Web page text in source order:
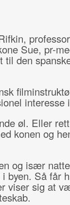
Sue, pr-
til den
interesse
øl. Eller
konen og
og især
byen. Så får
viser sig at